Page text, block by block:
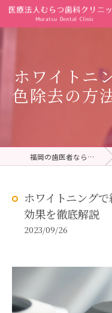
ホワイトニ
色除去の方
福岡の歯医者ならむらつ歯科クリニック
ホワイトニング
効果を徹底解説
2023/09/26